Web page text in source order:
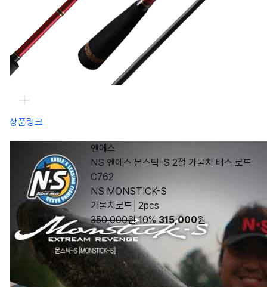
상품링크
엔에스
NS 엔에스 몬스틱-S 2절 가물치 배스 로드
C762
NS MONSTICK-S
가물치로드│2pcs
350,000원 10% 315,000원